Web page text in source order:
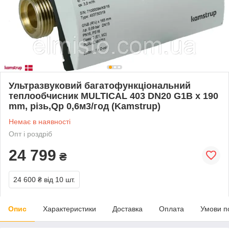
Ультразвуковий багатофункціональний
теплообчисник MULTICAL 403 DN20 G1B x 190
mm, різь,Qp 0,6м3/год (Kamstrup)
Немає в наявності
Опт і роздріб
24 799 ₴
24 600 ₴ від 10 шт.
Опис Характеристики Доставка Оплата Умови